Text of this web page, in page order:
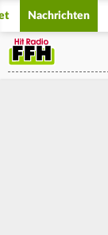
Nachrichten